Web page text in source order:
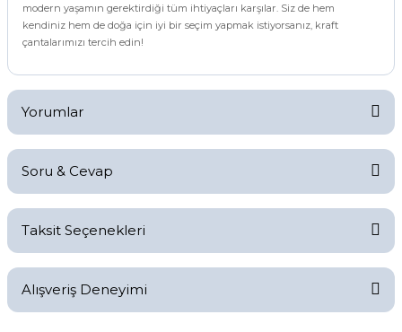
modern yaşamın gerektirdiği tüm ihtiyaçları karşılar. Siz de hem
kendiniz hem de doğa için iyi bir seçim yapmak istiyorsanız, kraft
çantalarımızı tercih edin!
Yorumlar
Yorum Yaz
Soru & Cevap
Soru Sor
Taksit Seçenekleri
Alışveriş Deneyimi